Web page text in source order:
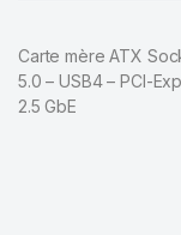
Carte mère ATX
5.0 – USB4 – PCI-
2.5 GbE